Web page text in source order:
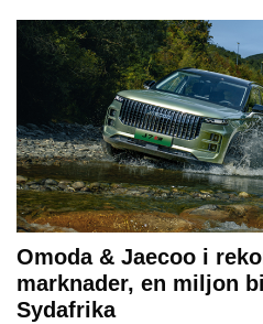
Omoda & Jaecoo i
marknader, en miljon
Sydafrika